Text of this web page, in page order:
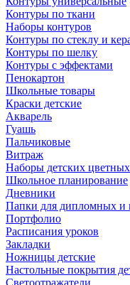
Контуры по ткани
Наборы контуров
Контуры по стеклу и
Контуры по шелку
Контуры с эффектами
Пенокартон
Школьные товары
Краски детские
Акварель
Гуашь
Пальчиковые
Витраж
Наборы детских
Школьное планирование
Дневники
Папки для дипломных и
Портфолио
Расписания уроков
Закладки
Ножницы детские
Настольные покрытия
Светоотражатели